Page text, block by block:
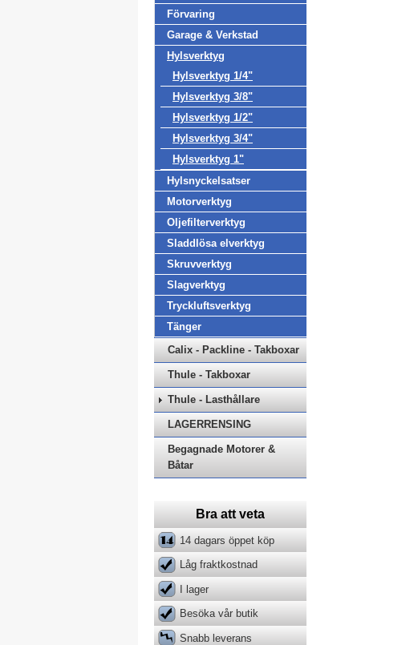
Förvaring
Garage & Verkstad
Hylsverktyg
Hylsverktyg 1/4"
Hylsverktyg 3/8"
Hylsverktyg 1/2"
Hylsverktyg 3/4"
Hylsverktyg 1"
Hylsnyckelsatser
Motorverktyg
Oljefilterverktyg
Sladdlösa elverktyg
Skruvverktyg
Slagverktyg
Tryckluftsverktyg
Tänger
Calix - Packline - Takboxar
Thule - Takboxar
Thule - Lasthållare
LAGERRENSING
Begagnade Motorer &
Båtar
Bra att veta
14 dagars öppet köp
Låg fraktkostnad
I lager
Besöka vår butik
Snabb leverans